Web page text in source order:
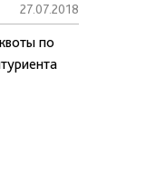
27.07.2018
по